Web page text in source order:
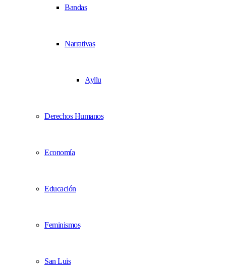
Bandas
Narrativas
Ayllu
Derechos Humanos
Economía
Educación
Feminismos
San Luis